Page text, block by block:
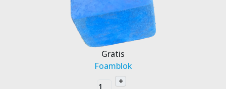
Gratis
Foamblok
+